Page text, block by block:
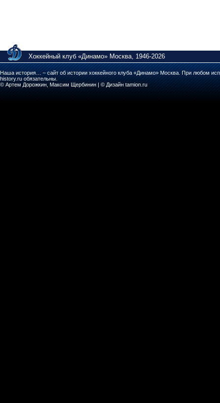
Хоккейный клуб «Динамо» Москва, 1946-2026
Наша история… – сайт об истории хоккейного клуба «Динамо» Москва. При любом
history.ru обязательны.
© Артем Дорожкин, Максим Щербинин | © Дизайн tamion.ru